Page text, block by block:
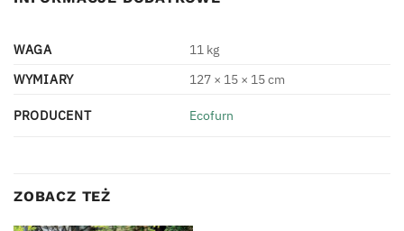
WAGA
11 kg
WYMIARY
127 × 15 × 15 cm
PRODUCENT Ecofurn
ZOBACZ TEŻ